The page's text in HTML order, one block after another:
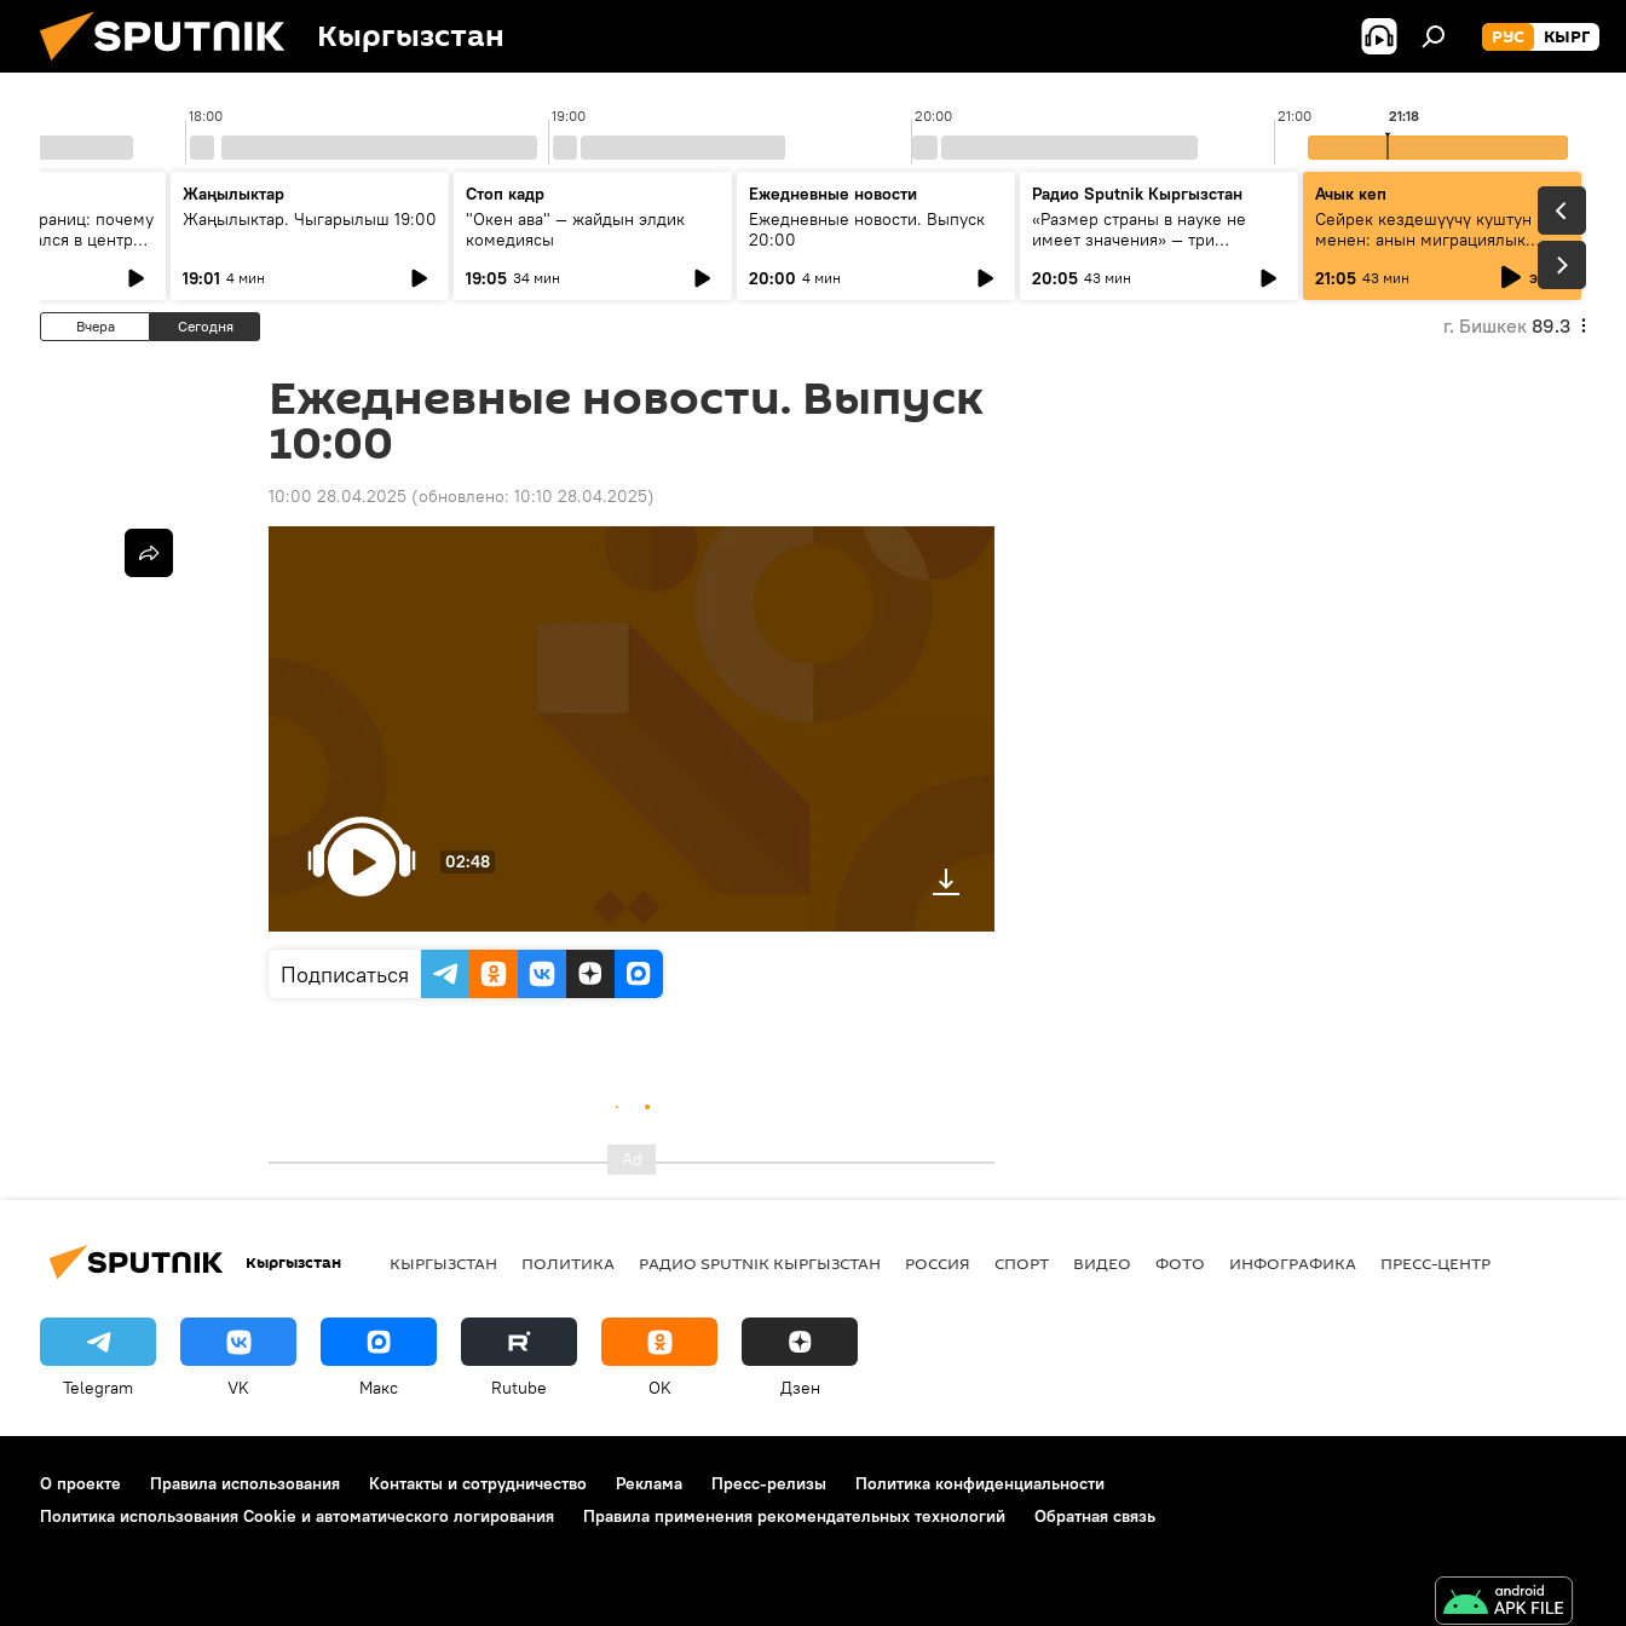
Кыргызстан РУС КЫРГ
18:00 19:00 20:00 21:00 21:18
границ: почему
в центре
Жаңылыктар
Жаңылыктар. Чыгарылыш 19:00
19:01 4 мин
Стоп кадр
"Окен ава" — жайдын элдик
комедиясы
19:05 34 мин
Ежедневные новости
Ежедневные новости. Выпуск
20:00
20:00 4 мин
Радио Sputnik Кыргызстан
«Размер страны в науке не
имеет значения» — три
России и Кыргызстана в
20:05 43 мин
Ачык кеп
Сейрек кездешүүчү куштун изи
менен: анын миграциялык
жолу эмнеден кабар берет?
21:05 43 мин эфир
Вчера Сегодня г. Бишкек 89.3
Ежедневные новости. Выпуск
10:00
10:00 28.04.2025 (обновлено: 10:10 28.04.2025)
02:48
Подписаться
Кыргызстан КЫРГЫЗСТАН ПОЛИТИКА РАДИО SPUTNIK КЫРГЫЗСТАН РОССИЯ СПОРТ ВИДЕО ФОТО ИНФОГРАФИКА ПРЕСС-ЦЕНТР
Telegram VK Макс Rutube OK Дзен
О проекте Правила использования Контакты и сотрудничество Реклама Пресс-релизы
Политика конфиденциальности
Политика использования Cookie и автоматического логирования
Правила применения рекомендательных технологий Обратная связь